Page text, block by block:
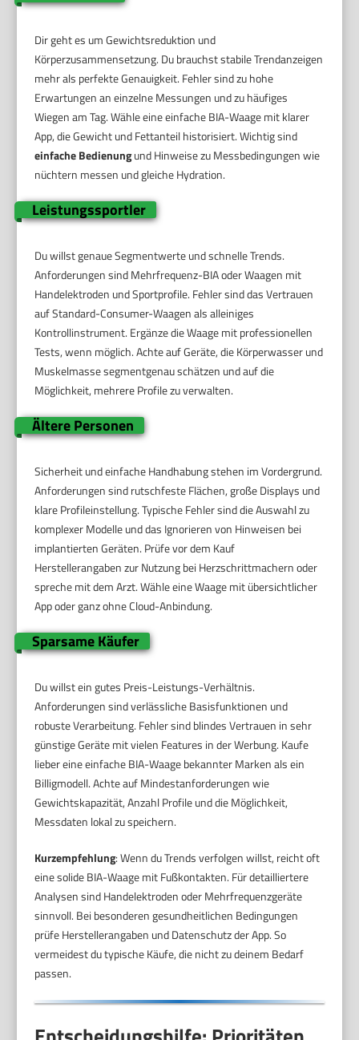
Dir geht es um Gewichtsreduktion und
Körperzusammensetzung. Du brauchst stabile Trendanzeigen
mehr als perfekte Genauigkeit. Fehler sind zu hohe
Erwartungen an einzelne Messungen und zu häufiges
Wiegen am Tag. Wähle eine einfache BIA-Waage mit klarer
App, die Gewicht und Fettanteil historisiert. Wichtig sind
einfache Bedienungund Hinweise zu Messbedingungen wie
nüchtern messen und gleiche Hydration.
Leistungssportler
Du willst genaue Segmentwerte und schnelle Trends.
Anforderungen sind Mehrfrequenz-BIA oder Waagen mit
Handelektroden und Sportprofile. Fehler sind das Vertrauen
auf Standard-Consumer-Waagen als alleiniges
Kontrollinstrument. Ergänze die Waage mit professionellen
Tests, wenn möglich. Achte auf Geräte, die Körperwasser und
Muskelmasse segmentgenau schätzen und auf die
Möglichkeit, mehrere Profile zu verwalten.
Ältere Personen
Sicherheit und einfache Handhabung stehen im Vordergrund.
Anforderungen sind rutschfeste Flächen, große Displays und
klare Profileinstellung. Typische Fehler sind die Auswahl zu
komplexer Modelle und das Ignorieren von Hinweisen bei
implantierten Geräten. Prüfe vor dem Kauf
Herstellerangaben zur Nutzung bei Herzschrittmachern oder
spreche mit dem Arzt. Wähle eine Waage mit übersichtlicher
App oder ganz ohne Cloud-Anbindung.
Sparsame Käufer
Du willst ein gutes Preis-Leistungs-Verhältnis.
Anforderungen sind verlässliche Basisfunktionen und
robuste Verarbeitung. Fehler sind blindes Vertrauen in sehr
günstige Geräte mit vielen Features in der Werbung. Kaufe
lieber eine einfache BIA-Waage bekannter Marken als ein
Billigmodell. Achte auf Mindestanforderungen wie
Gewichtskapazität, Anzahl Profile und die Möglichkeit,
Messdaten lokal zu speichern.
Kurzempfehlung: Wenn du Trends verfolgen willst, reicht oft
eine solide BIA-Waage mit Fußkontakten. Für detailliertere
Analysen sind Handelektroden oder Mehrfrequenzgeräte
sinnvoll. Bei besonderen gesundheitlichen Bedingungen
prüfe Herstellerangaben und Datenschutz der App. So
vermeidest du typische Käufe, die nicht zu deinem Bedarf
passen.